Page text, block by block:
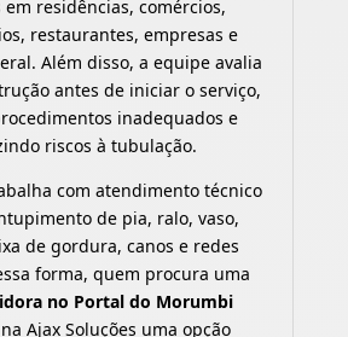
residências, comércios,
restaurantes, empresas e
Além disso, a equipe avalia
antes de iniciar o serviço,
inadequados e
riscos à tubulação.
com atendimento técnico
de pia, ralo, vaso,
de gordura, canos e redes
forma, quem procura uma
no Portal do Morumbi
Ajax Soluções uma opção